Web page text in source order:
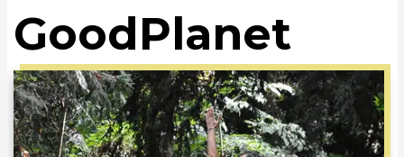
GoodPlanet